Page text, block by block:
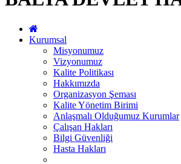
Kurumsal
Misyonumuz
Vizyonumuz
Kalite Politikası
Hakkımızda
Organizasyon Şeması
Kalite Yönetim Birimi
Anlaşmalı Olduğumuz Kurumlar
Çalışan Hakları
Bilgi Güvenliği
Hasta Hakları